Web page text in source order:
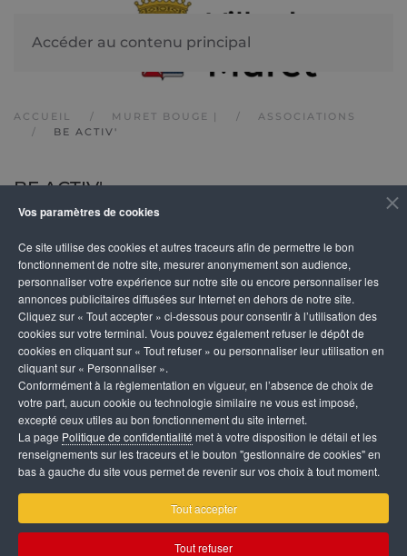
Vos paramètres de cookies
Ce site utilise des cookies et autres traceurs afin de permettre le bon
fonctionnement de notre site, mesurer anonymement son audience,
personnaliser votre expérience sur notre site ou encore personnaliser les
annonces publicitaires diffusées sur Internet en dehors de notre site.
Cliquez sur « Tout accepter » ci-dessous pour consentir à l’utilisation des
cookies sur votre terminal. Vous pouvez également refuser le dépôt de
cookies en cliquant sur « Tout refuser » ou personnaliser leur utilisation en
cliquant sur « Personnaliser ».
Conformément à la règlementation en vigueur, en l’absence de choix de
votre part, aucun cookie ou technologie similaire ne vous est imposé,
excepté ceux utiles au bon fonctionnement du site internet.
La page Politique de confidentialité met à votre disposition le détail et les
renseignements sur les traceurs et le bouton "gestionnaire de cookies" en
bas à gauche du site vous permet de revenir sur vos choix à tout moment.
Tout accepter
Tout refuser
Accéder au contenu principal
ACCUEIL MURET BOUGE |
ASSOCIATIONS
BE ACTIV'
BE ACTIV'
DESCRIPTION
Créée en 2016, nous accompagnons les personnes
3 axes : insertion (travail sur candidature pour
formation, entretien d’embauche) sans limite
préparation à la création d’entreprise (parcours
atelier, rencontre individuelle et collective,
projet, conseil, mise en relation avec des
pour expertise...), lien social (activité /
sensibilisation, café débat...).
Merci de nous contacter par téléphone pour
RDV avant de vous déplacer.